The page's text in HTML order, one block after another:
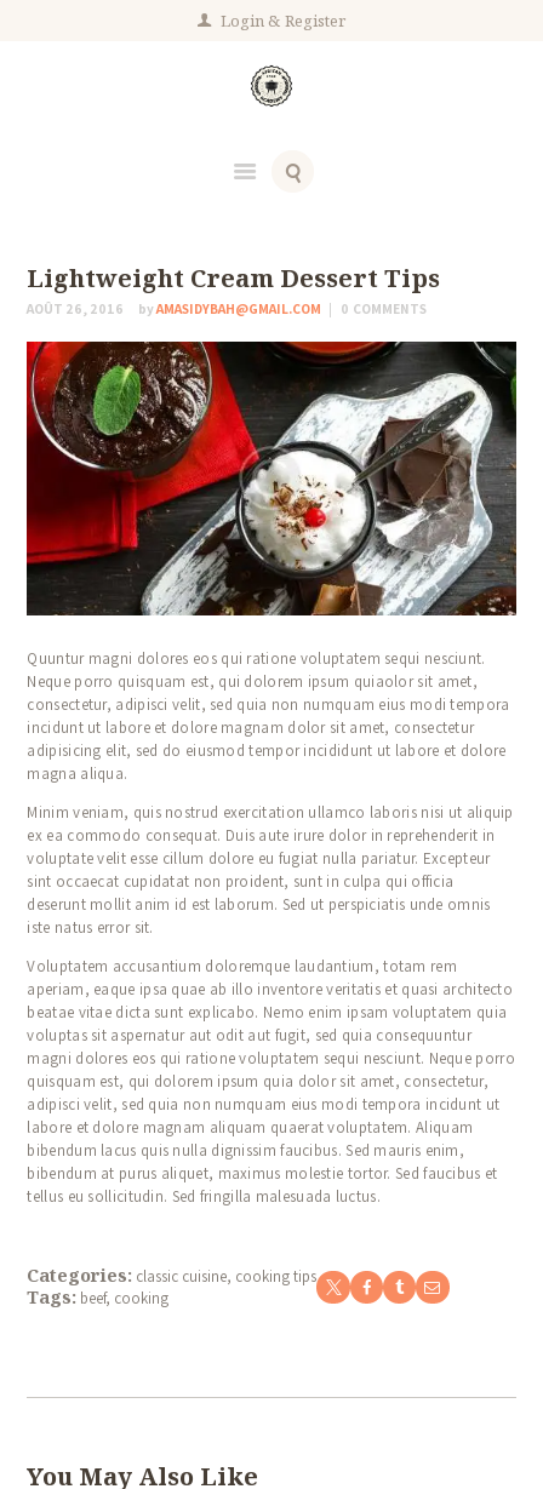
Login Register
Lightweight Cream Dessert Tips
AOÛT 26, 2016 byAMASIDYBAH@GMAIL.COM 0 COMMENTS
Quuntur magni dolores eos qui ratione voluptatem sequi nesciunt.
Neque porro quisquam est, qui dolorem ipsum quiaolor sit amet,
consectetur, adipisci velit, sed quia non numquam eius modi tempora
incidunt ut labore et dolore magnam dolor sit amet, consectetur
adipisicing elit, sed do eiusmod tempor incididunt ut labore et dolore
magna aliqua.
Minim veniam, quis nostrud exercitation ullamco laboris nisi ut aliquip
ex ea commodo consequat. Duis aute irure dolor in reprehenderit in
voluptate velit esse cillum dolore eu fugiat nulla pariatur. Excepteur
sint occaecat cupidatat non proident, sunt in culpa qui officia
deserunt mollit anim id est laborum. Sed ut perspiciatis unde omnis
iste natus error sit.
Voluptatem accusantium doloremque laudantium, totam rem
aperiam, eaque ipsa quae ab illo inventore veritatis et quasi architecto
beatae vitae dicta sunt explicabo. Nemo enim ipsam voluptatem quia
voluptas sit aspernatur aut odit aut fugit, sed quia consequuntur
magni dolores eos qui ratione voluptatem sequi nesciunt. Neque porro
quisquam est, qui dolorem ipsum quia dolor sit amet, consectetur,
adipisci velit, sed quia non numquam eius modi tempora incidunt ut
labore et dolore magnam aliquam quaerat voluptatem. Aliquam
bibendum lacus quis nulla dignissim faucibus. Sed mauris enim,
bibendum at purus aliquet, maximus molestie tortor. Sed faucibus et
tellus eu sollicitudin. Sed fringilla malesuada luctus.
Categories: classic cuisine, cooking tips
Tags: beef, cooking
You May Also Like